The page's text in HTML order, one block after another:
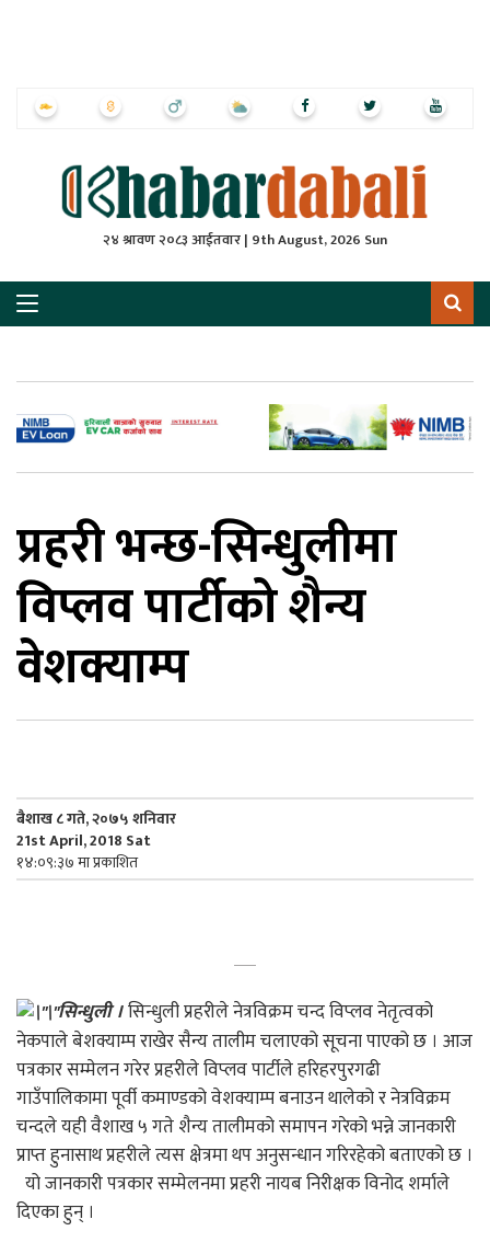
२४ श्रावण २०८३ आईतवार | 9th August, 2026 Sun
प्रहरी भन्छ-सिन्धुलीमा
विप्लव पार्टीको शैन्य
वेशक्याम्प
बैशाख ८ गते, २०७५ शनिवार
21st April, 2018 Sat
१४:०९:३७ मा प्रकाशित
सिन्धुली ।सिन्धुली प्रहरीले नेत्रविक्रम चन्द विप्लव नेतृत्वको
नेकपाले बेशक्याम्प राखेर सैन्य तालीम चलाएको सूचना पाएको छ । आज
पत्रकार सम्मेलन गरेर प्रहरीले विप्लव पार्टीले हरिहरपुरगढी
गाउँपालिकामा पूर्वी कमाण्डको वेशक्याम्प बनाउन थालेको र नेत्रविक्रम
चन्दले यही वैशाख ५ गते शैन्य तालीमको समापन गरेको भन्ने जानकारी
प्राप्त हुनासाथ प्रहरीले त्यस क्षेत्रमा थप अनुसन्धान गरिरहेको बताएको छ ।
यो जानकारी पत्रकार सम्मेलनमा प्रहरी नायब निरीक्षक विनोद शर्माले
दिएका हुन् ।